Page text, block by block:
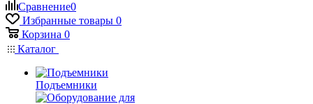
Сравнение0
Избранные товары 0
Корзина 0
Каталог
Подъемники